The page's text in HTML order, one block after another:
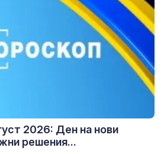
2026: Ден на нови
решения...